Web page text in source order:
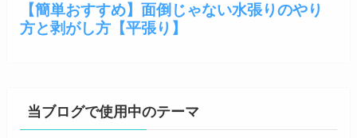
当ブログで使用中のテーマ